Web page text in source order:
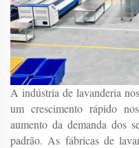
A indústria de lavanderia
um crescimento rápido
aumento da demanda dos
padrão. As fábricas de